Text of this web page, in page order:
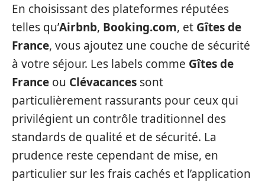
En choisissant des plateformes réputées
telles qu’Airbnb, Booking.com, et Gîtes de
France, vous ajoutez une couche de sécurité
à votre séjour. Les labels comme Gîtes de
France ou Clévacances sont
particulièrement rassurants pour ceux qui
privilégient un contrôle traditionnel des
standards de qualité et de sécurité. La
prudence reste cependant de mise, en
particulier sur les frais cachés et l’application